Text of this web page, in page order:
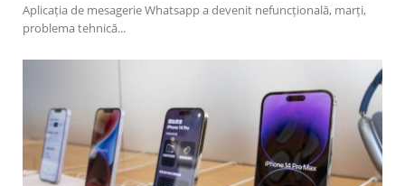
Aplicaţia de mesagerie Whatsapp a devenit nefuncţională, marţi,
problema tehnică...